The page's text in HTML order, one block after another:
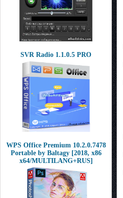
SVR Radio 1.1.0.5 PRO
WPS Office Premium 10.2.0.7478
Portable by Baltagy [2018, x86
x64/MULTILANG+RUS]